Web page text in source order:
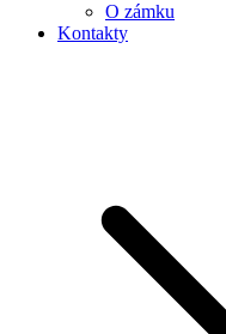
O zámku
Kontakty